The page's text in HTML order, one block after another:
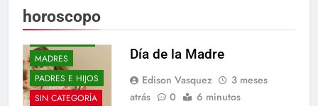
horoscopo
ELLOS Y ELLAS
MADRES
PADRES E HIJOS
SIN CATEGORÍA
Día de la Madre
Edison Vasquez
3 meses
atrás
0 6 minutos